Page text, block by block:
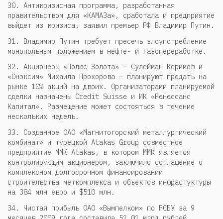
30. Антикризисная программа, разработанная
правительством для «КАМАЗа», сработала и предприятие
выйдет из кризиса, заявил премьер РФ Владимир Путин.
31. Владимир Путин требует пресечь злоупотребление
монопольным положением в нефте- и газопереработке.
32. Акционеры «Полюс Золота» — Сулейман Керимов и
«Онэксим» Михаила Прохорова — планируют продать на
рынке 10% акций на двоих. Организаторами планируемой
сделки назначены Credit Suisse и ИК «Ренессанс
Капитал». Размещение может состояться в течение
нескольких недель.
33. Созданное ОАО «Магнитогорский металлургический
комбинат» и турецкой Atakas Group совместное
предприятие ММК Atakas, в котором ММК является
контролирующим акционером, заключило соглашение о
комплексном долгосрочном финансировании
строительства меткомплекса и объектов инфрастуктуры
на 384 млн евро и $510 млн.
34. Чистая прибыль ОАО «Вымпелком» по РСБУ за 9